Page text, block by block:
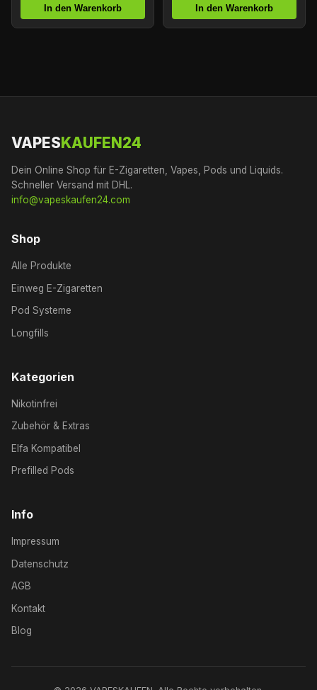
In den Warenkorb In den Warenkorb
VAPES KAUFEN24
Dein Online Shop für E-Zigaretten, Vapes, Pods und Liquids.
Schneller Versand mit DHL.
info@vapeskaufen24.com
Shop
Alle Produkte
Einweg E-Zigaretten
Pod Systeme
Longfills
Kategorien
Nikotinfrei
Zubehör & Extras
Elfa Kompatibel
Prefilled Pods
Info
Impressum
Datenschutz
AGB
Kontakt
Blog